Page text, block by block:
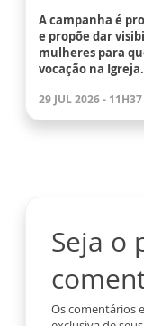
A campanha é
e propõe dar
mulheres para
vocação na Igreja.
29 JUL 2026 - 11H37
Seja o
Os comentários